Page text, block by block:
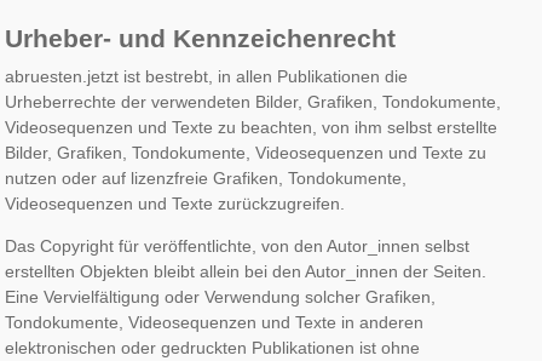
Urheber- und Kennzeichenrecht
abruesten.jetzt ist bestrebt, in allen Publikationen die
Urheberrechte der verwendeten Bilder, Grafiken, Tondokumente,
Videosequenzen und Texte zu beachten, von ihm selbst erstellte
Bilder, Grafiken, Tondokumente, Videosequenzen und Texte zu
nutzen oder auf lizenzfreie Grafiken, Tondokumente,
Videosequenzen und Texte zurückzugreifen.
Das Copyright für veröffentlichte, von den Autor_innen selbst
erstellten Objekten bleibt allein bei den Autor_innen der Seiten.
Eine Vervielfältigung oder Verwendung solcher Grafiken,
Tondokumente, Videosequenzen und Texte in anderen
elektronischen oder gedruckten Publikationen ist ohne